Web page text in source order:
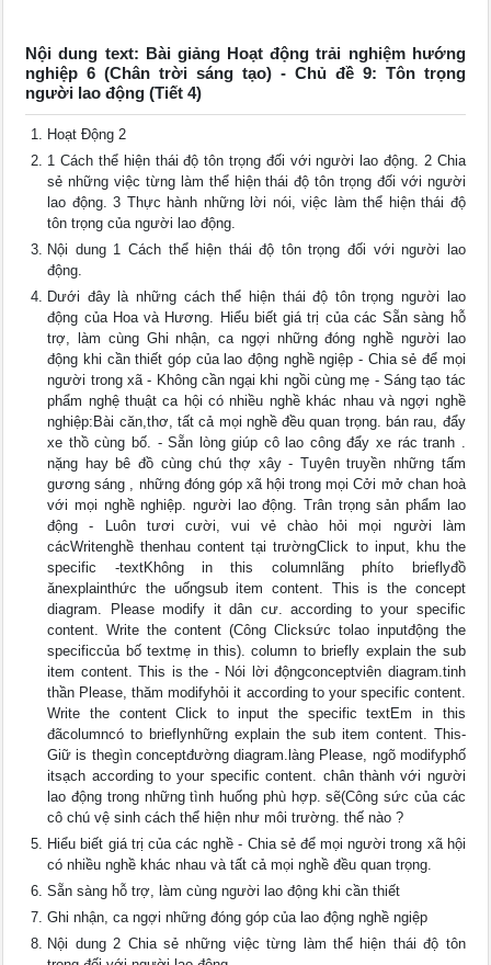
Nội dung text: Bài giảng Hoạt động trải nghiệm hướng
nghiệp 6 (Chân trời sáng tạo) - Chủ đề 9: Tôn trọng
người lao động (Tiết 4)
Hoạt Động 2
1 Cách thể hiện thái độ tôn trọng đối với người lao động. 2 Chia
sẻ những việc từng làm thể hiện thái độ tôn trọng đối với người
lao động. 3 Thực hành những lời nói, việc làm thể hiện thái độ
tôn trọng của người lao động.
Nội dung 1 Cách thể hiện thái độ tôn trọng đối với người lao
động.
Dưới đây là những cách thể hiện thái độ tôn trọng người lao
động của Hoa và Hương. Hiểu biết giá trị của các Sẵn sàng hỗ
trợ, làm cùng Ghi nhận, ca ngợi những đóng nghề người lao
động khi cần thiết góp của lao động nghề ngiệp - Chia sẻ để mọi
người trong xã - Không cần ngại khi ngồi cùng mẹ - Sáng tạo tác
phẩm nghệ thuật ca hội có nhiều nghề khác nhau và ngợi nghề
nghiệp:Bài căn,thơ, tất cả mọi nghề đều quan trọng. bán rau, đẩy
xe thồ cùng bố. - Sẵn lòng giúp cô lao công đẩy xe rác tranh .
nặng hay bê đồ cùng chú thợ xây - Tuyên truyền những tấm
gương sáng , những đóng góp xã hội trong mọi Cởi mở chan hoà
với mọi nghề nghiệp. người lao động. Trân trọng sản phẩm lao
động - Luôn tươi cười, vui vẻ chào hỏi mọi người làm
cácWritenghề thenhau content tại trườngClick to input, khu the
specific -textKhông in this columnlãng phíto brieflyđồ
ănexplainthức the uốngsub item content. This is the concept
diagram. Please modify it dân cư. according to your specific
content. Write the content (Công Clicksức tolao inputđộng the
specificcủa bố textmẹ in this). column to briefly explain the sub
item content. This is the - Nói lời độngconceptviên diagram.tinh
thần Please, thăm modifyhỏi it according to your specific content.
Write the content Click to input the specific textEm in this
đãcolumncó to brieflynhững explain the sub item content. This-
Giữ is thegìn conceptđường diagram.làng Please, ngõ modifyphố
itsạch according to your specific content. chân thành với người
lao động trong những tình huống phù hợp. sẽ(Công sức của các
cô chú vệ sinh cách thể hiện như môi trường. thế nào ?
Hiểu biết giá trị của các nghề - Chia sẻ để mọi người trong xã hội
có nhiều nghề khác nhau và tất cả mọi nghề đều quan trọng.
Sẵn sàng hỗ trợ, làm cùng người lao động khi cần thiết
Ghi nhận, ca ngợi những đóng góp của lao động nghề ngiệp
Nội dung 2 Chia sẻ những việc từng làm thể hiện thái độ tôn